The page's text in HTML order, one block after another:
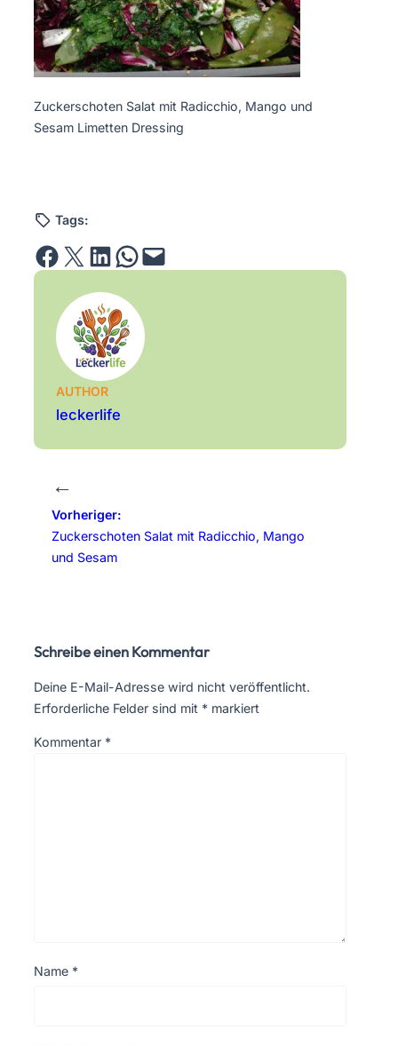
Zuckerschoten Salat mit Radicchio, Mango und
Sesam Limetten Dressing
Tags:
Share on Facebook Email this Page Share on LinkedIn Share on WhatsApp Email this Page
AUTHOR
leckerlife
←
Vorheriger:
Zuckerschoten Salat mit Radicchio, Mango
und Sesam
Schreibe einen Kommentar
Deine E-Mail-Adresse wird nicht veröffentlicht.
Erforderliche Felder sind mit * markiert
Kommentar *
Name *